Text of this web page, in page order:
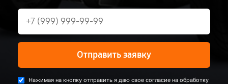
Отправить заявку
Нажимая на кнопку отправить я даю свое согласие на обработку